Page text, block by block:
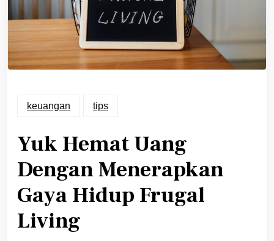
keuangan tips
Yuk Hemat Uang
Dengan Menerapkan
Gaya Hidup Frugal
Living